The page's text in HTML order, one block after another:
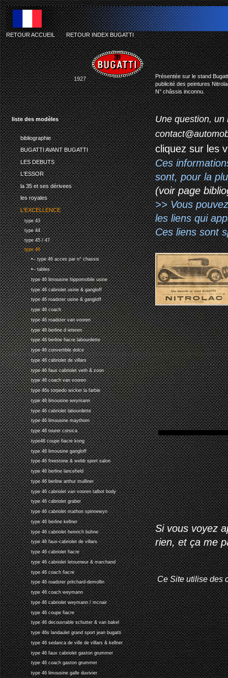
liste des modèles
bibliographie
BUGATTI AVANT BUGATTI
LES DEBUTS
L'ESSOR
la 35 et ses dérivees
les royales
L'EXCELLENCE
type 43
type 44
type 45 / 47
type 46
•-- type 46 acces par n° chassis
•-- tables
type 46 limousine hippomobile usine
type 46 cabriolet usine & gangloff
type 46 roadster usine & gangloff
type 46 coach
type 46 roadster van vooren
type 46 berline d ieteren
type 46 berline fiacre labourdette
type 46 convertible dolce
type 46 cabriolet de villars
type 46 faux cabriolet veth & zoon
type 46 coach van vooren
type 46s torpedo wicker la farbie
type 46 limousine weymann
type 46 cabriolet labourdette
type 46 limousine maythorn
type 46 tourer corsica
type46 coupe fiacre kong
type 46 limousine gangloff
type 46 freestone & webb sport salon
type 46 berline lancefield
type 46 berline arthur mulliner
type 46 cabriolet van vooren talbot body
type 46 cabriolet graber
type 46 cabriolet mathon spinnewyn
type 46 berline kellner
type 46 cabriolet heinrich buhne
type 46 faux-cabriolet de villars
type 46 cabriolet fiacre
type 46 cabriolet letourneur & marchand
type 46 coach fiacre
type 46 roadster pritchard-demollin
type 46 coach weymann
type 46 cabriolet weymann / mcnair
type 46 coupe fiacre
type 46 decouvrable schutter & van bakel
type 46s landaulet grand sport jean bugatti
type 46 sedanca de ville de villars & kellner
type 46 faux cabriolet gaston grummer
type 46 coach gaston grummer
type 46 limousine galle duvivier
RETOUR ACCUEIL-RETOUR INDEX BUGATTI
1927
Présentée sur le stand
publicité des peintures
N° châssis inconnu.
Une question,
cliquez sur les
Ces
sont, pour la
(voir page
>> Vous
les liens qui
Ces liens sont
Si vous voyez
rien, et ça me
Ce Site utilise des